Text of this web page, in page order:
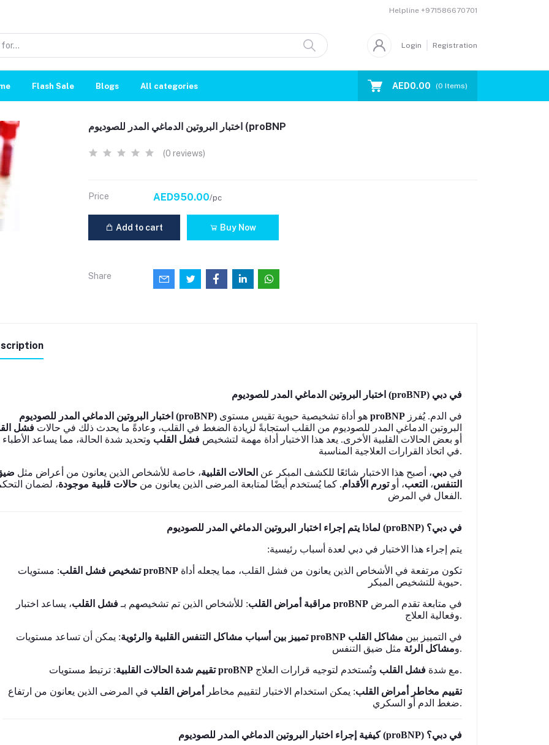
Helpline +971586670701
Login Registration
Flash Sale Blogs All categories AED0.00 (0 Items)
اختبار البروتين الدماغي المدر للصوديوم (proBNP
(0 reviews)
Price AED950.00/pc
Add to cart Buy Now
Share
اختبار البروتين الدماغي المدر للصوديوم (proBNP) في دبي
اختبار البروتين الدماغي المدر للصوديوم (proBNP) proBNP
البروتين الدماغي المدر للصوديوم من القلب استجابةً لزيادة الضغط في القلب، وعادةً ما يحدث ذلك في حالات فشل
أو بعض الحالات القلبية الأخرى. يعد هذا الاختبار أداة مهمة لتشخيص فشل القلب وتحديد شدة الحالة، مما يساعد الأطباء
في اتخاذ القرارات العلاجية المناسبة.
في دبي، أصبح هذا الاختبار شائعًا للكشف المبكر عن الحالات القلبية، خاصة للأشخاص الذين يعانون من أعراض مثل
التنفس، التعب، أوتورم الأقدام. كما يُستخدم أيضًا لمتابعة المرضى الذين يعانون من حالات قلبية موجودة، لضمان
الفعال في المرض.
لماذا يتم إجراء اختبار البروتين الدماغي المدر للصوديوم (proBNP) في دبي؟
:يتم إجراء هذا الاختبار في دبي لعدة أسباب رئيسية
تشخيص فشل القلب: مستوياتproBNP
حيوية للتشخيص المبكر.
مراقبة أمراض القلب: للأشخاص الذين تم تشخيصهم بـ فشل القلب proBNP
وفعالية العلاج.
تمييز بين أسباب مشاكل التنفس القلبية والرئوية: يمكن أن تساعد مستوياتproBNP في التمييز بين مشاكل القلب
ومشاكل الرئة مثل ضيق التنفس.
تقييم شدة الحالات القلبية: ترتبط مستوياتproBNP مع شدة فشل القلب وتُستخدم لتوجيه قرارات العلاج.
تقييم مخاطر أمراض القلب: يمكن استخدام الاختبار لتقييم مخاطر أمراض القلب في المرضى الذين يعانون من ارتفاع
ضغط الدم أو السكري.
كيفية إجراء اختبار البروتين الدماغي المدر للصوديوم (proBNP) في دبي؟